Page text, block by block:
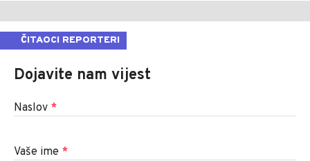
ČITAOCI REPORTERI
Dojavite nam vijest
Naslov *
Vaše ime *